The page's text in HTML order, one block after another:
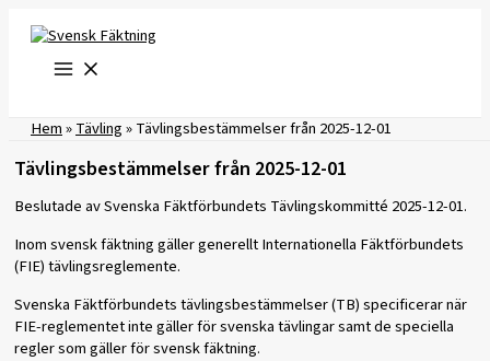
innehåll
Hem»Tävling»Tävlingsbestämmelser från 2025-12-01
Tävlingsbestämmelser från 2025-12-01
Beslutade av Svenska Fäktförbundets Tävlingskommitté 2025-12-01.
Inom svensk fäktning gäller generellt Internationella Fäktförbundets
(FIE) tävlingsreglemente.
Svenska Fäktförbundets tävlingsbestämmelser (TB) specificerar när
FIE-reglementet inte gäller för svenska tävlingar samt de speciella
regler som gäller för svensk fäktning.